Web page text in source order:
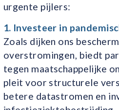
urgente pijlers:
1. Investeer in
Zoals dijken ons
overstromingen, biedt
tegen maatschappelijke
pleit voor structurele
betere datastromen en